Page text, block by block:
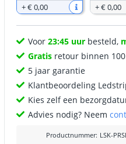
+€ 0,00
+€ 0,00
Voor23:45 uur besteld,
Gratis retour binnen
5 jaar garantie
Klantbeoordeling
Kies zelf een
Advies nodig? Neem
Productnummer: LSK-